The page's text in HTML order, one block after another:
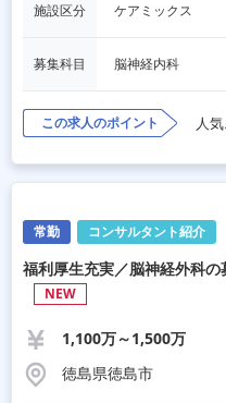
施設区分 ケアミックス
募集科目 脳神経内科
この求人のポイント 人
常勤 コンサルタント紹介
福利厚生充実／脳神経外科
NEW
1,100万～1,500万
徳島県徳島市